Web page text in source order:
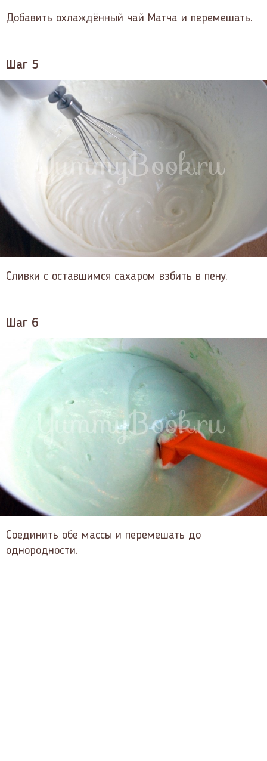
Добавить охлаждённый чай Матча и перемешать.
Шаг 5
Сливки с оставшимся сахаром взбить в пену.
Шаг 6
Соединить обе массы и перемешать до
однородности.